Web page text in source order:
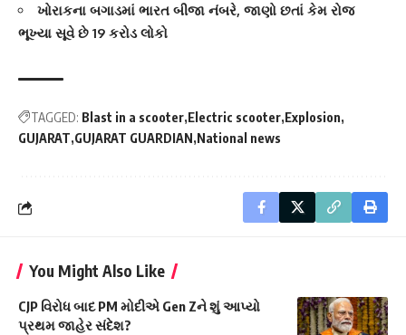
ખોરાકના બગાડમાં ભારત બીજા નંબરે, જાણો છતાં કેમ રોજ
ભૂખ્યા સૂવે છે 19 કરોડ લોકો
TAGGED: Blast in a scooter Electric scooter Explosion
GUJARAT GUJARAT GUARDIAN National news
You Might Also Like
CJP વિરોધ બાદ PM મોદીએ Gen Zને શું આપ્યો
પ્રથમ જાહેર સંદેશ?